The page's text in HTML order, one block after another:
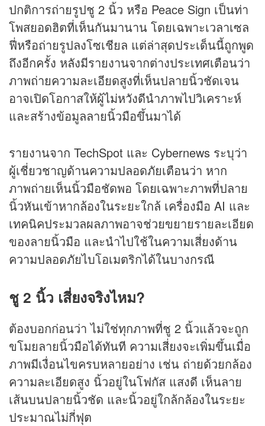
ปกติการถ่ายรูปชู 2 นิ้ว หรือ Peace Sign เป็นท่า
โพสยอดฮิตที่เห็นกันมานาน โดยเฉพาะเวลาเซล
ฟี่หรือถ่ายรูปลงโซเชียล แต่ล่าสุดประเด็นนี้ถูกพูด
ถึงอีกครั้ง หลังมีรายงานจากต่างประเทศเตือนว่า
ภาพถ่ายความละเอียดสูงที่เห็นปลายนิ้วชัดเจน
อาจเปิดโอกาสให้ผู้ไม่หวังดีนำภาพไปวิเคราะห์
และสร้างข้อมูลลายนิ้วมือขึ้นมาได้
รายงานจาก TechSpot และ Cybernews ระบุว่า
ผู้เชี่ยวชาญด้านความปลอดภัยเตือนว่า หาก
ภาพถ่ายเห็นนิ้วมือชัดพอ โดยเฉพาะภาพที่ปลาย
นิ้วหันเข้าหากล้องในระยะใกล้ เครื่องมือ AI และ
เทคนิคประมวลผลภาพอาจช่วยขยายรายละเอียด
ของลายนิ้วมือ และนำไปใช้ในความเสี่ยงด้าน
ความปลอดภัยไบโอเมตริกได้ในบางกรณี
ชู 2 นิ้ว เสี่ยงจริงไหม?
ต้องบอกก่อนว่า ไม่ใช่ทุกภาพที่ชู 2 นิ้วแล้วจะถูก
ขโมยลายนิ้วมือได้ทันที ความเสี่ยงจะเพิ่มขึ้นเมื่อ
ภาพมีเงื่อนไขครบหลายอย่าง เช่น ถ่ายด้วยกล้อง
ความละเอียดสูง นิ้วอยู่ในโฟกัส แสงดี เห็นลาย
เส้นบนปลายนิ้วชัด และนิ้วอยู่ใกล้กล้องในระยะ
ประมาณไม่กี่ฟุต